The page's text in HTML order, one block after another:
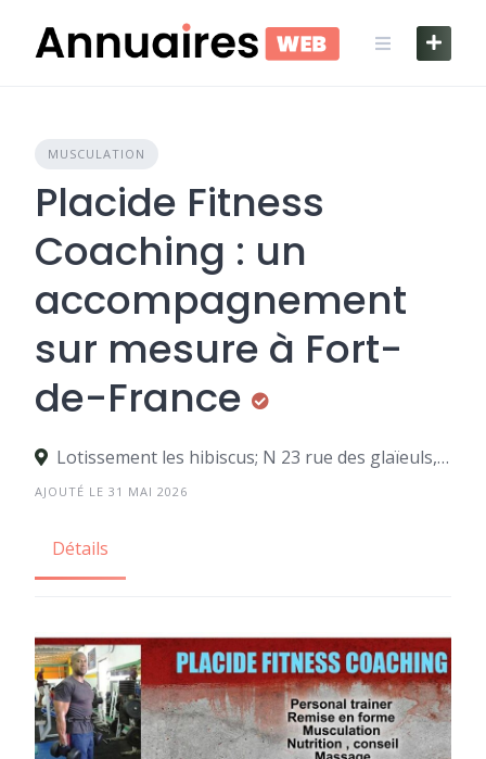
content
MUSCULATION
Placide Fitness
Coaching : un
accompagnement
sur mesure à Fort-
de-France
Lotissement les hibiscus; N 23 rue des glaïeuls, 97200 Fort-de-France
AJOUTÉ LE 31 MAI 2026
Détails